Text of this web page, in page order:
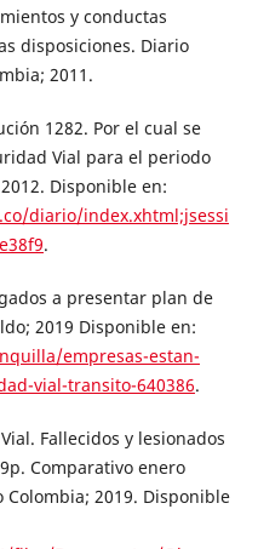
y conductas
disposiciones. Diario
2011.
1282. Por el cual se
Vial para el periodo
Disponible en:
diario/index.xhtml;jsessi
.
a presentar plan de
2019 Disponible en:
empresas-estan-
vial-transito-640386.
Fallecidos y lesionados
Comparativo enero
2019. Disponible